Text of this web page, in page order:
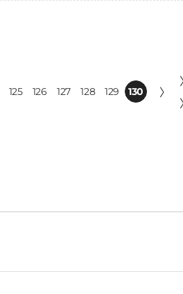
125 126 127 128 129 130 〉